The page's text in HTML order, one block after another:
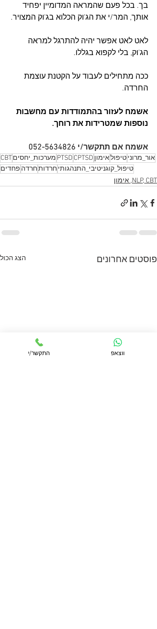
בך. בכל פעם שהמראה המדומיין יפחיד
אותך, המר/י את הג'וק הכלוא בג'וק המצויר.
לאט לאט אפשר יהיה להתרגל למראה
הג'וק, בלי לקפוא בגללו.
ככה מתחילים לעבוד על הקטנת עוצמת
החרדה.
אשמח לעזור בהתמודדות עם מחשבות
נוספות שמטרידות את רוחך.
אשמח אם תתקשר/י 052-5634826
אור_מרוניטיפולאימון CPTSD
PTSD מערכות_יחסיםCBT
טיפול_קוגניטיבי_התנהגותי חרדותחרדה פחדים
NLP, CBT, אימון
פוסטים אחרונים הצג הכול
התקשר/י ווצאפ